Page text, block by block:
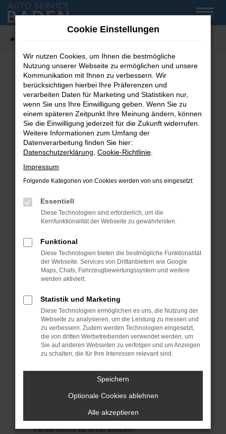
Zum
Hauptinhalt
MENÜ
Fehler: Network Error
Beim Laden ist ein Fehler aufgetreten.
Hier sind ein paar Tipps, die dir helfen können:
Überprüfe deine Firewall und deine
Internetverbindung.
Laden andere Webseiten, zum Beispiel deine
Suchmaschine?
Prüfe deine Browsererweiterungen.
können das Laden bestimmter Seiten
verhindern. Funktioniert die Seite in einem
Fenster?
Starte dein Gerät neu.
Das kann manchmal helfen, vorübergehende
Probleme zu beheben.
Betriebssystem auf dem neuesten Stand
sind.
Veraltete Software birgt nicht nur ein
Sicherheitsrisiko, sondern kann auch dazu
führen, dass bestimmte Funktionen nicht mehr
unterstützt werden.
Wende dich an den Webseitenbetreiber.
Wenn du alle oben genannten Schritte versucht
hast, kontaktiere uns bitte. Wir werden
uns diesen Text schicken, um uns bei der
Fehlersuche zu unterstützen:
Cookie Einstellungen
Wir nutzen Cookies, um Ihnen die bestmögliche
Nutzung unserer Webseite zu ermöglichen und unsere
Kommunikation mit Ihnen zu verbessern. Wir
berücksichtigen hierbei Ihre Präferenzen und
verarbeiten Daten für Marketing und Statistiken nur,
wenn Sie uns Ihre Einwilligung geben. Wenn Sie zu
einem späteren Zeitpunkt Ihre Meinung ändern, können
Sie die Einwilligung jederzeit für die Zukunft widerrufen.
Weitere Informationen zum Umfang der
Datenverarbeitung finden Sie hier:
Datenschutzerklärung Cookie-Richtlinie
Impressum
Folgende Kategorien von Cookies werden von uns eingesetzt:
Essentiell
Diese Technologien sind erforderlich, um die
Kernfunktionalität der Webseite zu gewährleisten.
Funktional
Diese Technologien bieten die bestmögliche Funktionalität
der Webseite. Services von Drittanbietern wie Google
Maps, Chats, Fahrzeugbewertungssystem und weitere
werden aktiviert.
Statistik und Marketing
Diese Technologien ermöglichen es uns, die Nutzung der
Webseite zu analysieren, um die Leistung zu messen und
zu verbessern. Zudem werden Technologien eingesetzt,
die von dritten Werbetreibenden verwendet werden, um
Sie auf anderen Webseiten zu verfolgen und um Anzeigen
zu schalten, die für Ihre Interessen relevant sind.
Speichern
Optionale Cookies ablehnen
Alle akzeptieren